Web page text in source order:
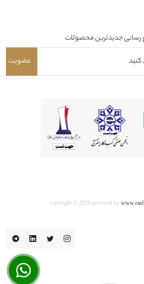
رسانی جدیدترین محصولات
عضویت
copyright © 2026 powered by